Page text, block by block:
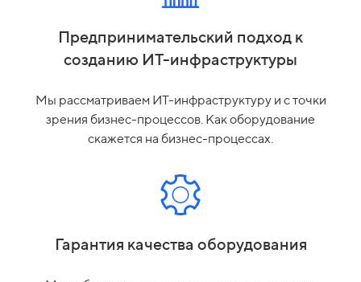
Предпринимательский подход к
созданию ИТ-инфраструктуры
Мы рассматриваем ИТ-инфраструктуру и с точки
зрения бизнес-процессов. Как оборудование
скажется на бизнес-процессах.
Гарантия качества оборудования